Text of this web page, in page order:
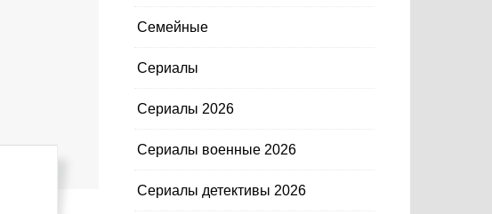
Семейные
Сериалы
Сериалы 2026
Сериалы военные 2026
Сериалы детективы 2026